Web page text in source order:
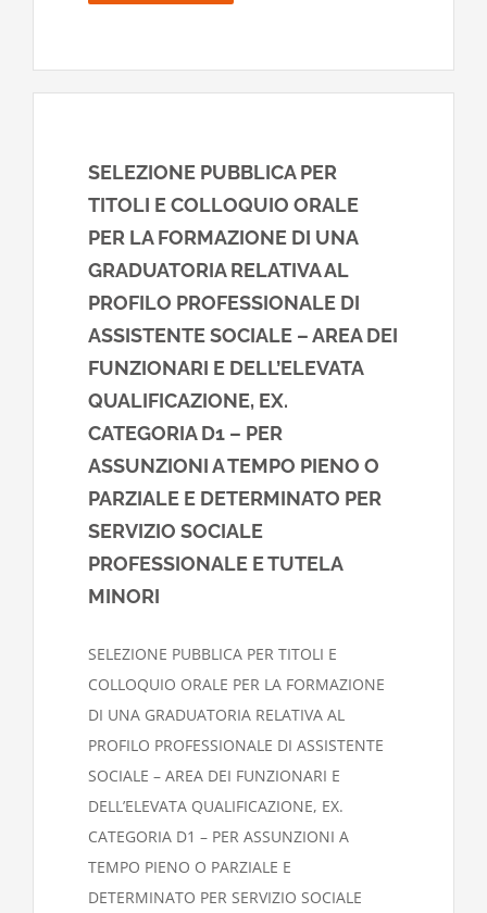
SELEZIONE PUBBLICA PER
TITOLI E COLLOQUIO ORALE
PER LA FORMAZIONE DI UNA
GRADUATORIA RELATIVA AL
PROFILO PROFESSIONALE DI
ASSISTENTE SOCIALE – AREA DEI
FUNZIONARI E DELL’ELEVATA
QUALIFICAZIONE, EX.
CATEGORIA D1 – PER
ASSUNZIONI A TEMPO PIENO O
PARZIALE E DETERMINATO PER
SERVIZIO SOCIALE
PROFESSIONALE E TUTELA
MINORI
SELEZIONE PUBBLICA PER TITOLI E
COLLOQUIO ORALE PER LA FORMAZIONE
DI UNA GRADUATORIA RELATIVA AL
PROFILO PROFESSIONALE DI ASSISTENTE
SOCIALE – AREA DEI FUNZIONARI E
DELL’ELEVATA QUALIFICAZIONE, EX.
CATEGORIA D1 – PER ASSUNZIONI A
TEMPO PIENO O PARZIALE E
DETERMINATO PER SERVIZIO SOCIALE